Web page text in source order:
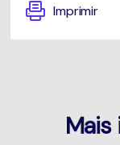
Imprimir